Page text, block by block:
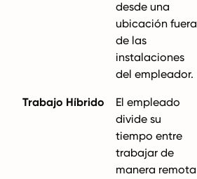
desde una
ubicación fuera
de las
instalaciones
del empleador.
Trabajo Híbrido
El empleado
divide su
tiempo entre
trabajar de
manera remota